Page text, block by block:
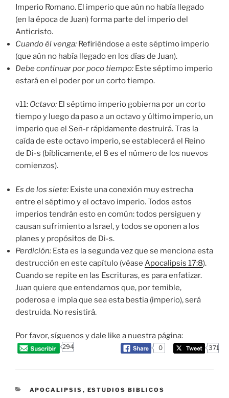
Imperio Romano. El imperio que aún no había llegado
(en la época de Juan) forma parte del imperio del
Anticristo.
Cuando él venga: Refiriéndose a este séptimo imperio
(que aún no había llegado en los días de Juan).
Debe continuar por poco tiempo: Este séptimo imperio
estará en el poder por un corto tiempo.
v11: Octavo: El séptimo imperio gobierna por un corto
tiempo y luego da paso a un octavo y último imperio, un
imperio que el Señ-r rápidamente destruirá. Tras la
caída de este octavo imperio, se establecerá el Reino
de Di-s (bíblicamente, el 8 es el número de los nuevos
comienzos).
Es de los siete: Existe una conexión muy estrecha
entre el séptimo y el octavo imperio. Todos estos
imperios tendrán esto en común: todos persiguen y
causan sufrimiento a Israel, y todos se oponen a los
planes y propósitos de Di-s.
Perdición: Esta es la segunda vez que se menciona esta
destrucción en este capítulo (véase Apocalipsis 17:8).
Cuando se repite en las Escrituras, es para enfatizar.
Juan quiere que entendamos que, por temible,
poderosa e impía que sea esta bestia (imperio), será
destruida. No resistirá.
Por favor, síguenos y dale like a nuestra página:
294 0 371
CATEGORIES
APOCALIPSIS , ESTUDIOS BIBLICOS